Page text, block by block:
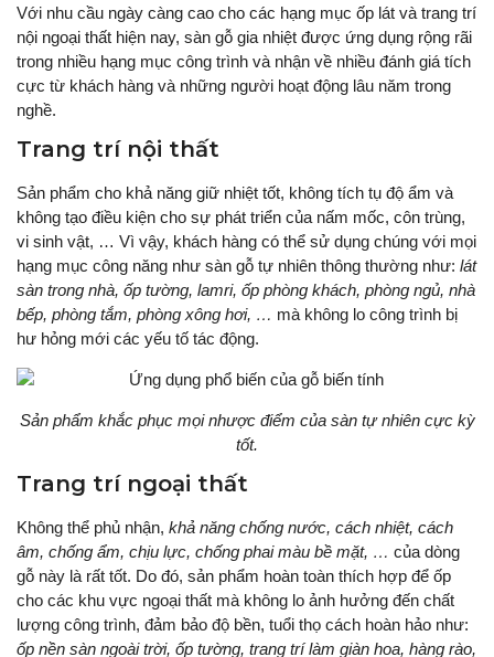
Với nhu cầu ngày càng cao cho các hạng mục ốp lát và trang trí
nội ngoại thất hiện nay, sàn gỗ gia nhiệt được ứng dụng rộng rãi
trong nhiều hạng mục công trình và nhận về nhiều đánh giá tích
cực từ khách hàng và những người hoạt động lâu năm trong
nghề.
Trang trí nội thất
Sản phẩm cho khả năng giữ nhiệt tốt, không tích tụ độ ẩm và
không tạo điều kiện cho sự phát triển của nấm mốc, côn trùng,
vi sinh vật, … Vì vậy, khách hàng có thể sử dụng chúng với mọi
hạng mục công năng như sàn gỗ tự nhiên thông thường như: lát
sàn trong nhà, ốp tường, lamri, ốp phòng khách, phòng ngủ, nhà
bếp, phòng tắm, phòng xông hơi, … mà không lo công trình bị
hư hỏng mới các yếu tố tác động.
Sản phẩm khắc phục mọi nhược điểm của sàn tự nhiên cực kỳ
tốt.
Trang trí ngoại thất
Không thể phủ nhận, khả năng chống nước, cách nhiệt, cách
âm, chống ẩm, chịu lực, chống phai màu bề mặt, … của dòng
gỗ này là rất tốt. Do đó, sản phẩm hoàn toàn thích hợp để ốp
cho các khu vực ngoại thất mà không lo ảnh hưởng đến chất
lượng công trình, đảm bảo độ bền, tuổi thọ cách hoàn hảo như:
ốp nền sàn ngoài trời, ốp tường, trang trí làm giàn hoa, hàng rào,